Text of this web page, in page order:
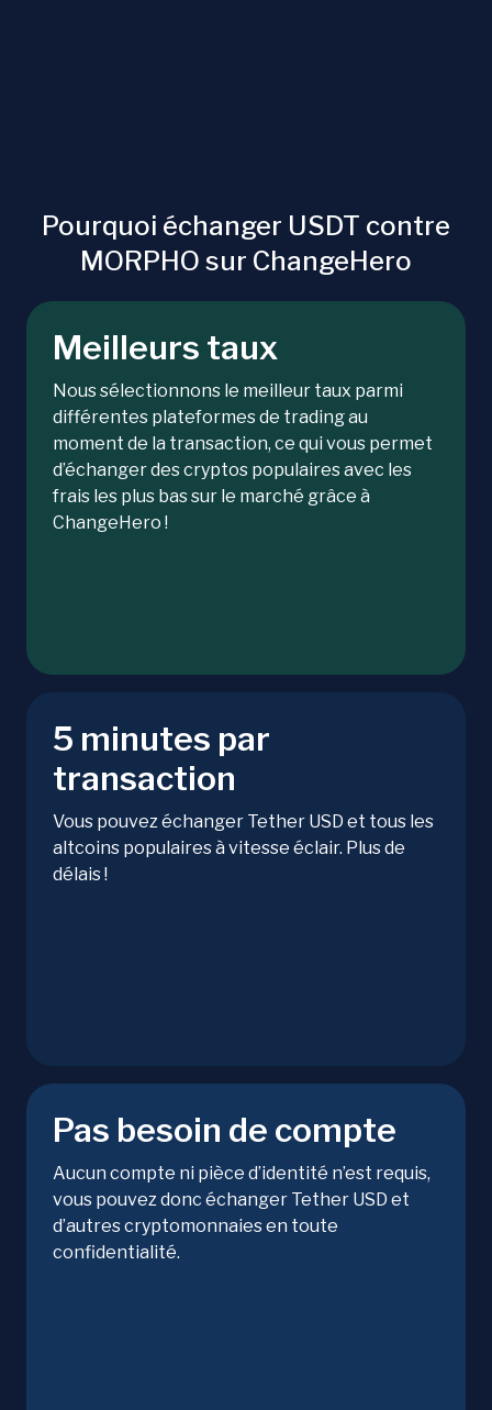
Pourquoi échanger USDT contre
MORPHO sur ChangeHero
Meilleurs taux
Nous sélectionnons le meilleur taux parmi
différentes plateformes de trading au
moment de la transaction, ce qui vous permet
d’échanger des cryptos populaires avec les
frais les plus bas sur le marché grâce à
ChangeHero !
5 minutes par
transaction
Vous pouvez échanger Tether USD et tous les
altcoins populaires à vitesse éclair. Plus de
délais !
Pas besoin de compte
Aucun compte ni pièce d’identité n’est requis,
vous pouvez donc échanger Tether USD et
d’autres cryptomonnaies en toute
confidentialité.